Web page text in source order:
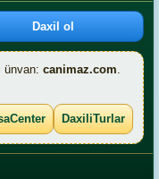
Daxil ol
ünvan: canimaz.com.
DaxiliTurlar